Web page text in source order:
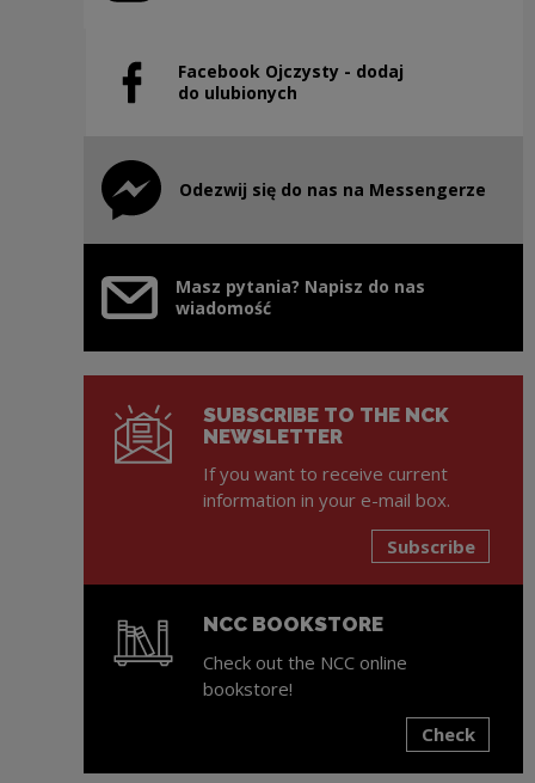
Facebook Ojczysty - dodaj
do ulubionych
Note, the link will open in a new window
Odezwij się do nas na Messengerze
Note, the link will open in a new window
Masz pytania? Napisz do nas
wiadomość
SUBSCRIBE TO THE NCK
NEWSLETTER
If you want to receive current
information in your e-mail box.
Subscribe
NCC BOOKSTORE
Check out the NCC online
bookstore!
Check